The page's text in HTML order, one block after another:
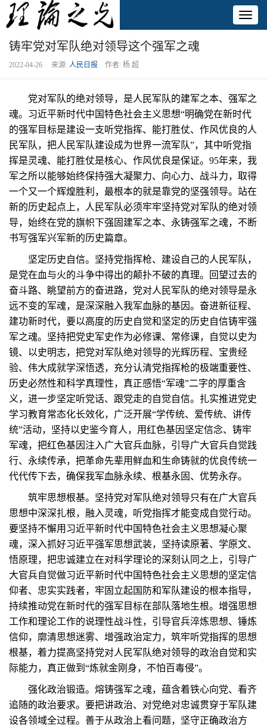
铸牢党对军队绝对领导这个强军之魂
2022-04-26 来源: 人民日报 作者: 杨 超
党对军队的绝对领导，是人民军队的建军之本、强军之
魂。习近平新时代中国特色社会主义思想“明确党在新时代
的强军目标是建设一支听党指挥、能打胜仗、作风优良的人
民军队，把人民军队建设成为世界一流军队”，其中听党指
挥是灵魂、能打胜仗是核心、作风优良是保证。95年来，我
军之所以能够始终保持强大凝聚力、向心力、战斗力，取得
一个又一个辉煌胜利，最根本的就是靠党的坚强领导。站在
新的历史起点上，人民军队必须牢牢坚持党对军队的绝对领
导，始终在党的旗帜下强固建军之本、永铸强军之魂，不断
书写强军兴军新的历史篇章。
坚定历史自信。坚持党指挥枪、建设自己的人民军队，
是党在血与火的斗争中得出的颠扑不破的真理。回望过去的
奋斗路、眺望前方的奋进路，党对人民军队的绝对领导是永
远不变的军魂，是深深融入我军血脉的基因。奋进新征程、
建功新时代，要以高度的历史自觉和坚定的历史自信铸牢强
军之魂。坚持把党史军史作为必修课、常修课，自觉以史为
镜、以史明志，把党对军队绝对领导的光辉历程、宝贵经
验、伟大成就学深悟透，充分认清党指挥枪的极端重要性、
历史必然性和科学真理性，真正感悟“军魂”二字的厚重含
义，进一步坚定听党话、跟党走的自觉自信。扎实推进党史
学习教育常态化长效化，广泛开展“学传统、爱传统、讲传
统”活动，坚持以史鉴今育人，用红色基因坚定信念、铸牢
军魂，把红色基因注入广大官兵血脉，引导广大官兵自觉践
行、永续传承，把革命先辈用鲜血和生命铸就的优良传统一
代代传下去，确保我军血脉永续、根基永固、优势永存。
筑牢思想根基。坚持党对军队绝对领导只有在广大官兵
思想中深深扎根，融入灵魂，听党指挥才能变成自觉行动。
要坚持不懈用习近平新时代中国特色社会主义思想凝心聚
魂，深入抓好习近平强军思想武装，坚持读原著、学原文、
悟原理，把忠诚建立在对科学理论的深刻认同之上，引导广
大官兵自觉做习近平新时代中国特色社会主义思想的坚定信
仰者、忠实实践者，牢固立起国防和军队建设的根本指导，
持续推动党在新时代的强军目标在部队落地生根。增强思想
工作和理论工作的说理性战斗性，引导官兵淬炼思想、锤炼
信仰，廓清思想迷雾、增强政治定力，筑牢听党指挥的思想
根基，着力提高坚持党对人民军队绝对领导的政治自觉和实
际能力，真正做到“炼就金刚身，不怕百毒侵”。
强化政治锻造。熔铸强军之魂，蕴含着铁心向党、看齐
追随的政治要求。要把讲政治、对党绝对忠诚贯穿于军队建
设各领域全过程。善于从政治上看问题，坚守正确政治方